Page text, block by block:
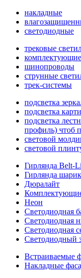
накладные
светодиодные
трековые
комплектующие
шинопроводы
струнные
трек-системы
подсветка
подсветка
подсветка
профиль) чтоб
световой
световой
Гирлянда Belt-
Гирлянда
Дюралайт
Неон
Светодиодная
Светодиодная
Светодиодная
Светодиодный
Встраиваемые
Накладные